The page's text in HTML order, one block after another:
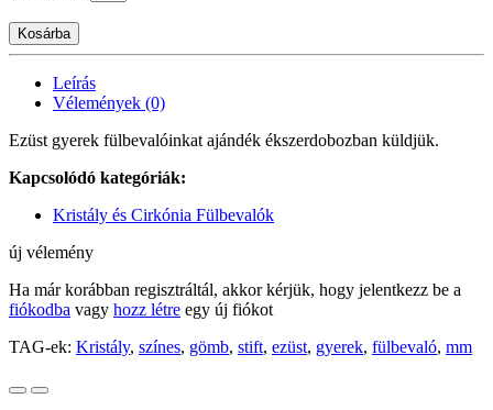
Kosárba
Leírás
Vélemények (0)
Ezüst gyerek fülbevalóinkat ajándék ékszerdobozban küldjük.
Kapcsolódó kategóriák:
Kristály és Cirkónia Fülbevalók
új vélemény
Ha már korábban regisztráltál, akkor kérjük, hogy jelentkezz be a
fiókodba vagy hozz létre egy új fiókot
TAG-ek: Kristály, színes, gömb, stift, ezüst, gyerek, fülbevaló, mm